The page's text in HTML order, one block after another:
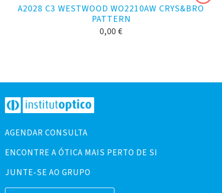
A2028 C3 WESTWOOD WO2210AW CRYS&BRO
PATTERN
0,00 €
AGENDAR CONSULTA
ENCONTRE A ÓTICA MAIS PERTO DE SI
JUNTE-SE AO GRUPO